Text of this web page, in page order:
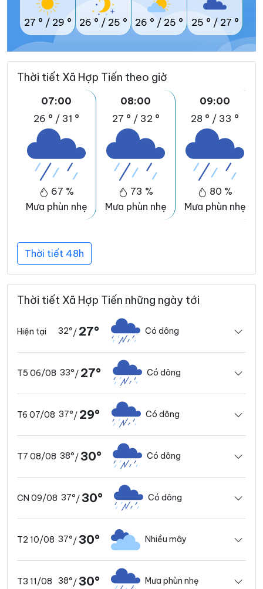
27 ° / 29 ° 26 ° / 25 ° 26 ° / 25 ° 25 ° / 27 °
Thời tiết Xã Hợp Tiến theo giờ
07:00
26 ° / 31 °
67 %
Mưa phùn nhẹ
08:00
27 ° / 32 °
73 %
Mưa phùn nhẹ
09:00
28 ° / 33 °
80 %
Mưa phùn nhẹ
Thời tiết 48h
Thời tiết Xã Hợp Tiến những ngày tới
Hiện tại 32°/ 27° Có dông
T5 06/08 33°/ 27° Có dông
T6 07/08 37°/ 29° Có dông
T7 08/08 38°/30° Có dông
CN 09/08 37°/30° Có dông
T2 10/08 37°/30° Nhiều mây
T3 11/08 38°/30° Mưa phùn nhẹ